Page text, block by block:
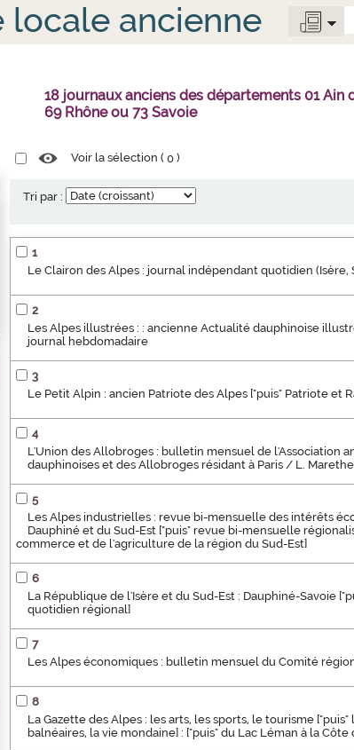
locale ancienne
18 journaux anciens des départements 01
69 Rhône ou 73 Savoie
Voir la sélection (0 )
Tri par :
1
Le Clairon des Alpes : journal indépendant quotidien (Isère,
2
Les Alpes illustrées : : ancienne Actualité dauphinoise
journal hebdomadaire
3
Le Petit Alpin : ancien Patriote des Alpes ["puis" Patriote et
4
L'Union des Allobroges : bulletin mensuel de l'Association
dauphinoises et des Allobroges résidant à Paris / L.
5
Les Alpes industrielles : revue bi-mensuelle des intérêts
Dauphiné et du Sud-Est ["puis" revue bi-mensuelle
commerce et de l'agriculture de la région du Sud-Est]
6
La République de l'Isère et du Sud-Est : Dauphiné-Savoie
quotidien régional]
7
Les Alpes économiques : bulletin mensuel du Comité
8
La Gazette des Alpes : les arts, les sports, le tourisme
balnéaires, la vie mondaine] : ["puis" du Lac Léman à la Côte